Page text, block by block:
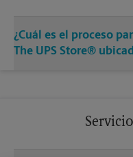
¿Cuál es el proceso
The UPS Store®